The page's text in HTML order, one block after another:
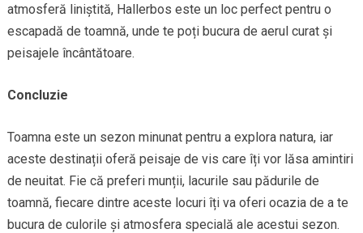
atmosferă liniștită, Hallerbos este un loc perfect pentru o
escapadă de toamnă, unde te poți bucura de aerul curat și
peisajele încântătoare.
Concluzie
Toamna este un sezon minunat pentru a explora natura, iar
aceste destinații oferă peisaje de vis care îți vor lăsa amintiri
de neuitat. Fie că preferi munții, lacurile sau pădurile de
toamnă, fiecare dintre aceste locuri îți va oferi ocazia de a te
bucura de culorile și atmosfera specială ale acestui sezon.